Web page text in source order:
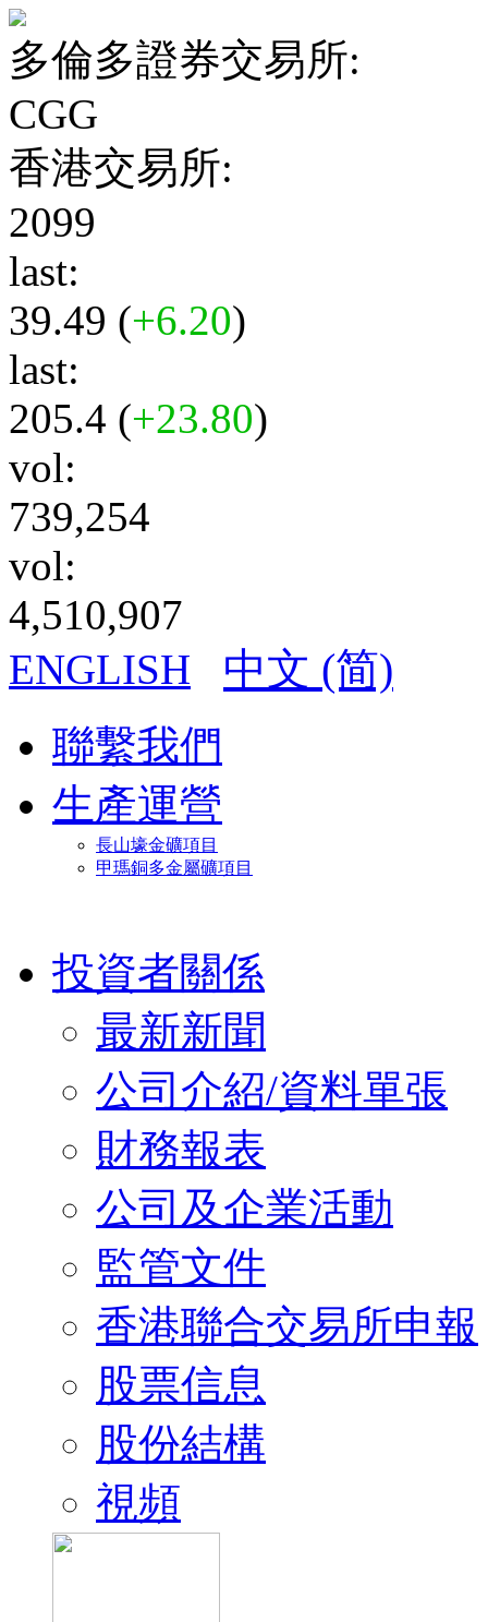
多倫多證券交易所:
CGG
香港交易所:
2099
last:
39.49 (+6.20)
last:
205.4 (+23.80)
vol:
739,254
vol:
4,510,907
ENGLISH
中文 (简)
聯繫我們
生產運營
長山壕金礦項目
甲瑪銅多金屬礦項目
投資者關係
最新新聞
公司介紹/資料單張
財務報表
公司及企業活動
監管文件
香港聯合交易所申報
股票信息
股份結構
視頻